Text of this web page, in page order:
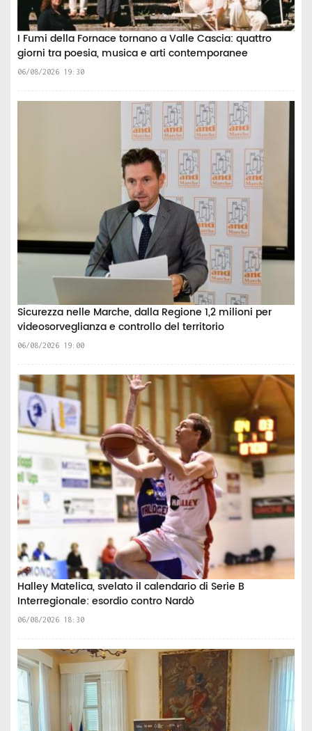
I Fumi della Fornace tornano a Valle Cascia: quattro
giorni tra poesia, musica e arti contemporanee
06/08/2026 19:30
Sicurezza nelle Marche, dalla Regione 1,2 milioni per
videosorveglianza e controllo del territorio
06/08/2026 19:00
Halley Matelica, svelato il calendario di Serie B
Interregionale: esordio contro Nardò
06/08/2026 18:30